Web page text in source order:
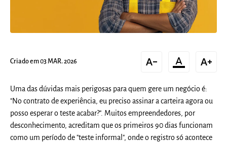
Criado em 03 MAR. 2026 text_decrease format_color_text text_increase
Uma das dúvidas mais perigosas para quem gere um negócio é:
"No contrato de experiência, eu preciso assinar a carteira agora ou
posso esperar o teste acabar?". Muitos empreendedores, por
desconhecimento, acreditam que os primeiros 90 dias funcionam
como um período de "teste informal", onde o registro só acontece